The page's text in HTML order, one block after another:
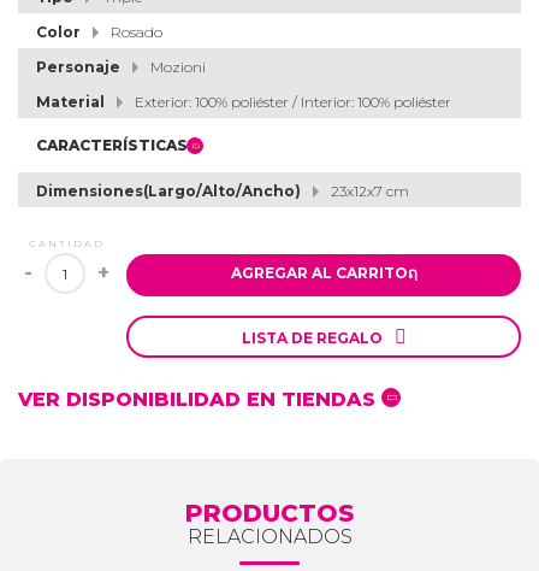
Color
Rosado
Personaje
Mozioni
Material
Exterior: 100% poliéster / Interior: 100% poliéster
CARACTERÍSTICAS
Dimensiones(Largo/Alto/Ancho) 23x12x7 cm
CANTIDAD
- + AGREGAR AL CARRITOຐ
LISTA DE REGALO 
VER DISPONIBILIDAD EN TIENDAS
PRODUCTOS
RELACIONADOS